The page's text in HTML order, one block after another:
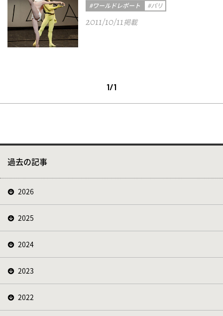
#ワールドレポート #パリ
2011/10/11掲載
1/1
過去の記事
2026
2025
2024
2023
2022